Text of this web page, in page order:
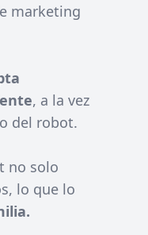
marketing
, a la vez
del robot.
no solo
lo que lo